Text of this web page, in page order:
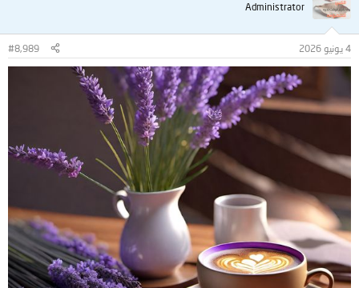
Administrator
4 يونيو 2026 #8,989